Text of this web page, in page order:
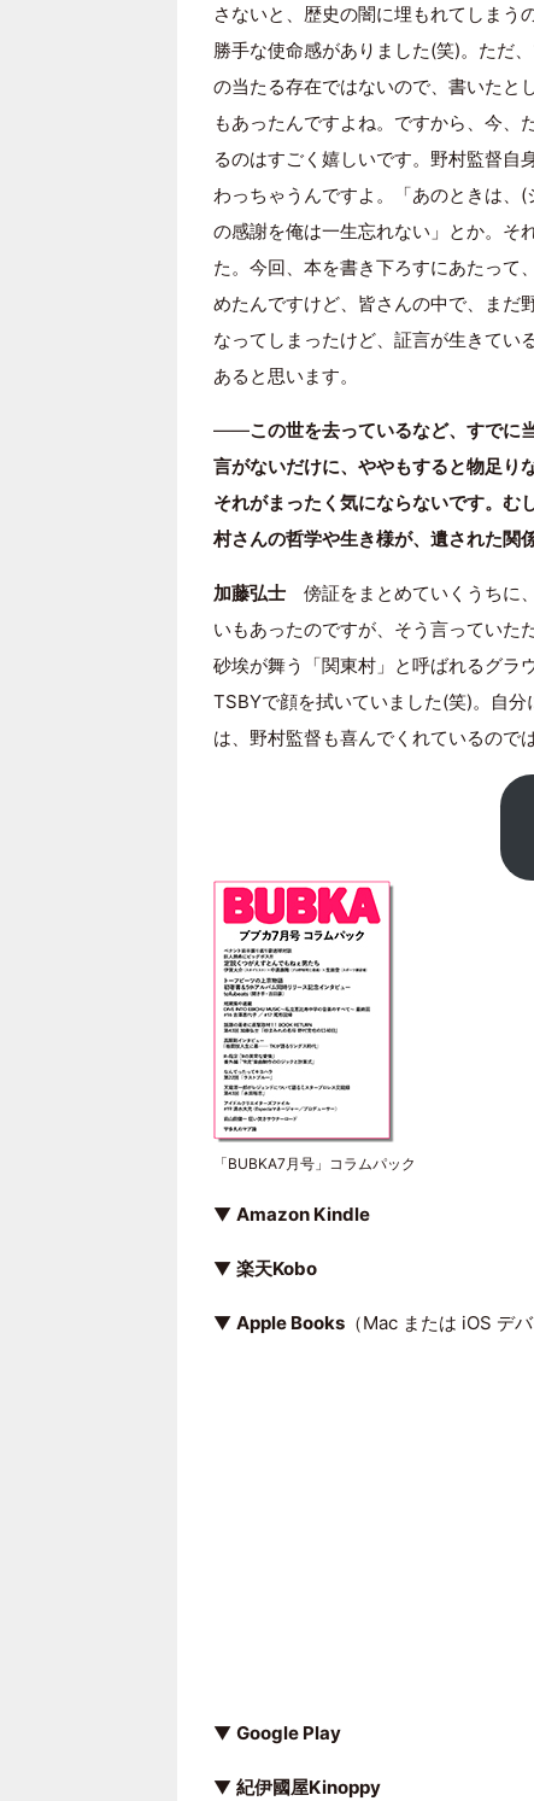
さないと、歴史の闇に埋もれてしま
勝手な使命感がありました(笑)。ただ
の当たる存在ではないので、書いたと
もあったんですよね。ですから、今、
るのはすごく嬉しいです。野村監督自
わっちゃうんですよ。「あのときは、
の感謝を俺は一生忘れない」とか。そ
た。今回、本を書き下ろすにあたって
めたんですけど、皆さんの中で、まだ
なってしまったけど、証言が生きてい
あると思います。
――この世を去っているなど、すでに
言がないだけに、ややもすると物足り
それがまったく気にならないです。む
村さんの哲学や生き様が、遺された関
加藤弘士 傍証をまとめていくうちに
いもあったのですが、そう言っていた
砂埃が舞う「関東村」と呼ばれるグラ
TSBYで顔を拭いていました(笑)。自
は、野村監督も喜んでくれているので
「BUBKA7月号」コラムパック
▼ Amazon Kindle
▼ 楽天Kobo
▼ Apple Books （Mac または iOS デ
▼ Google Play
▼ 紀伊國屋Kinoppy